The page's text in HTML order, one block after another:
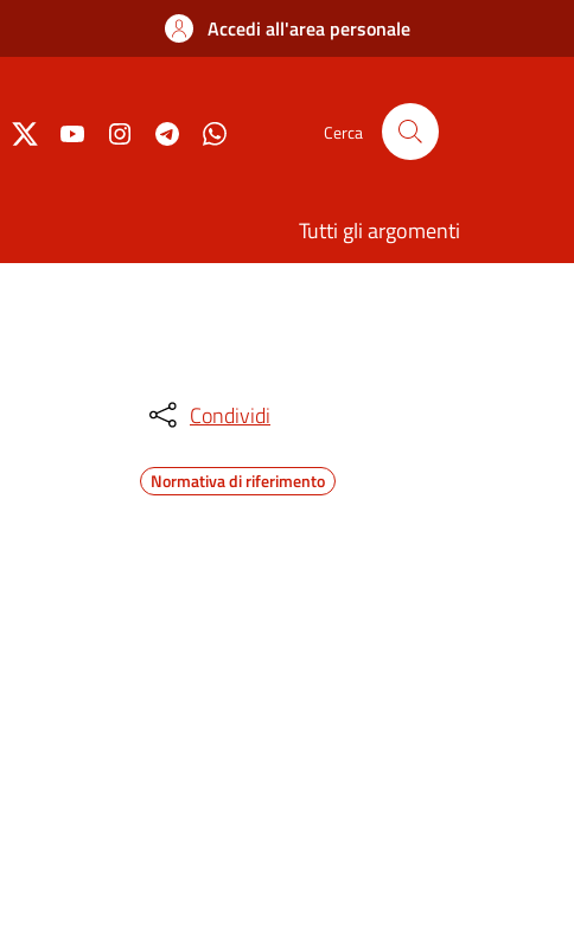
Accedi all'area personale
Cerca
Tutti gli argomenti
Condividi
Normativa di riferimento